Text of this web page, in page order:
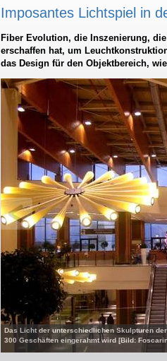
Imposantes Lichtspiel in
Fiber Evolution, die Inszenierung,
erschaffen hat, um
das Design für den Objektbereich,
Das Licht der unterschiedlichen Skulpturen
300 Geschäften eingerahmt wird [Bild: